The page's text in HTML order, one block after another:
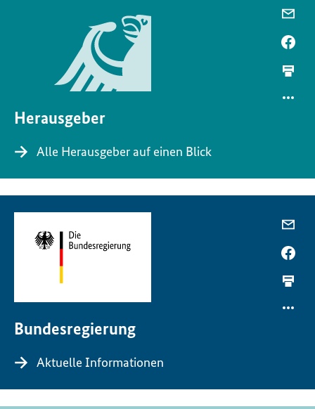
Herausgeber
Alle Herausgeber auf einen Blick
Bundesregierung
Aktuelle Informationen